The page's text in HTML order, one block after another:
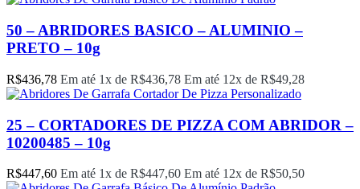
50 – ABRIDORES BASICO – ALUMINIO –
PRETO – 10g
R$436,78 Em até 1x de R$436,78 Em até 12x de R$49,28
25 – CORTADORES DE PIZZA COM ABRIDOR –
10200485 – 10g
R$447,60 Em até 1x de R$447,60 Em até 12x de R$50,50